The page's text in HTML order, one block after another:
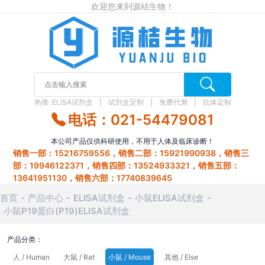
欢迎您来到源桔生物！
热搜: ELISA试剂盒 试剂盒定制 免费代测 抗体定制
电话：021-54479081
本公司产品仅供科研使用，不用于人体及临床诊断！
销售一部：15216759556，销售二部：15921990938，销售三
部：19946122371，销售四部：13524933321，销售五部：
13641951130，销售六部：17740839645
首页 产品中心 ELISA试剂盒
小鼠ELISA试剂盒
小鼠P19蛋白(P19)ELISA试剂盒
产品分类：
人 / Human
大鼠 / Rat 小鼠 / Mouse 其他 / Else